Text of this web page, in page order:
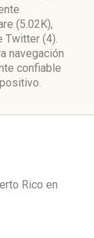
(5.02K),
Twitter (4).
navegación
confiable
Rico en